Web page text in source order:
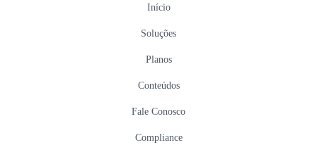
Início
Soluções
Planos
Conteúdos
Fale Conosco
Compliance